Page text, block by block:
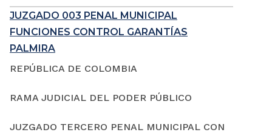
JUZGADO 003 PENAL MUNICIPAL
FUNCIONES CONTROL GARANTÍAS
PALMIRA
REPÚBLICA DE COLOMBIA
RAMA JUDICIAL DEL PODER PÚBLICO
JUZGADO TERCERO PENAL MUNICIPAL CON